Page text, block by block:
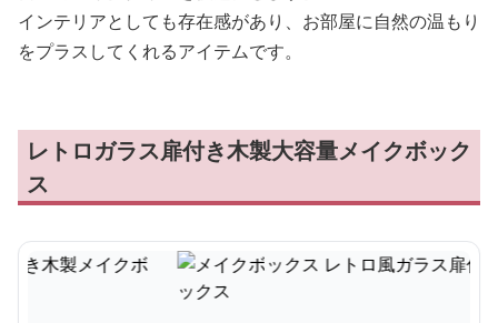
インテリアとしても存在感があり、お部屋に自然の温もり
をプラスしてくれるアイテムです。
レトロガラス扉付き木製大容量メイクボック
ス